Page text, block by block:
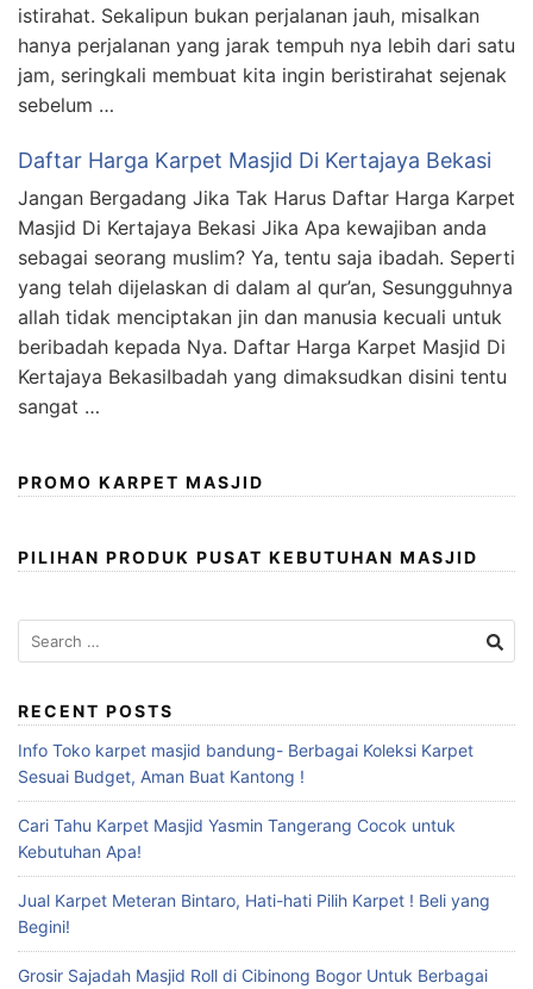
istirahat. Sekalipun bukan perjalanan jauh, misalkan
hanya perjalanan yang jarak tempuh nya lebih dari satu
jam, seringkali membuat kita ingin beristirahat sejenak
sebelum …
Daftar Harga Karpet Masjid Di Kertajaya Bekasi
Jangan Bergadang Jika Tak Harus Daftar Harga Karpet
Masjid Di Kertajaya Bekasi Jika Apa kewajiban anda
sebagai seorang muslim? Ya, tentu saja ibadah. Seperti
yang telah dijelaskan di dalam al qur’an, Sesungguhnya
allah tidak menciptakan jin dan manusia kecuali untuk
beribadah kepada Nya. Daftar Harga Karpet Masjid Di
Kertajaya BekasiIbadah yang dimaksudkan disini tentu
sangat …
PROMO KARPET MASJID
PILIHAN PRODUK PUSAT KEBUTUHAN MASJID
RECENT POSTS
Info Toko karpet masjid bandung- Berbagai Koleksi Karpet
Sesuai Budget, Aman Buat Kantong !
Cari Tahu Karpet Masjid Yasmin Tangerang Cocok untuk
Kebutuhan Apa!
Jual Karpet Meteran Bintaro, Hati-hati Pilih Karpet ! Beli yang
Begini!
Grosir Sajadah Masjid Roll di Cibinong Bogor Untuk Berbagai